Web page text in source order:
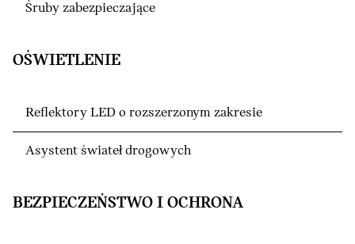
Śruby zabezpieczające
OŚWIETLENIE
Reflektory LED o rozszerzonym zakresie
Asystent świateł drogowych
BEZPIECZEŃSTWO I OCHRONA